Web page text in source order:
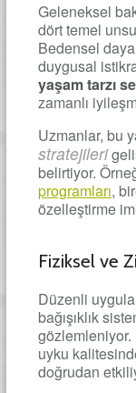
Geleneksel
dört temel
Bedensel
duygusal
yaşam tarzı
zamanlı
Uzmanlar, bu
stratejileri
belirtiyor.
programları,
özelleştirme
Fiziksel ve
Düzenli
bağışıklık
gözlemleniyor.
uyku
doğrudan